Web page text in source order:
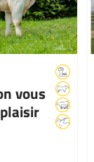
vous